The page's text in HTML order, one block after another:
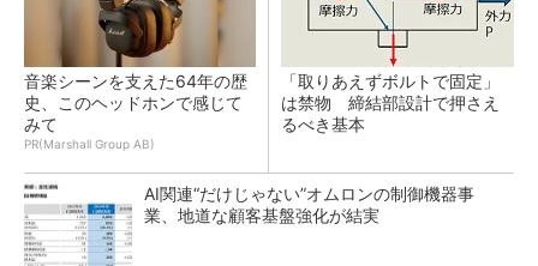
音楽シーンを支えた64年の歴
史、このヘッドホンで感じて
みて
PR(Marshall Group AB)
「取りあえずボルトで固定」
は禁物 締結部設計で押さえ
るべき基本
AI関連“だけじゃない”オムロンの制御機器事
業、地道な顧客基盤強化が結実